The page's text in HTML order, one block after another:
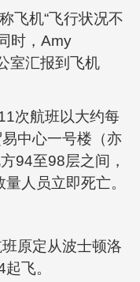
飞机“飞行状况不
时，Amy
室汇报到飞机
次航班以大约每
中心一号楼（亦
94至98层之间，
人员立即死亡。
原定从波士顿洛
飞。